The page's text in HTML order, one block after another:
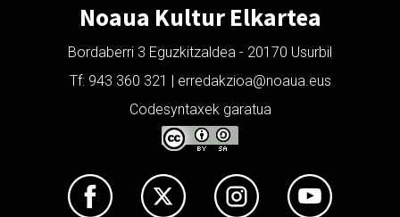
Noaua Kultur Elkartea
Bordaberri 3 Eguzkitzaldea - 20170 Usurbil
Tf: 943 360 321 | erredakzioa@noaua.eus
Codesyntaxek garatua